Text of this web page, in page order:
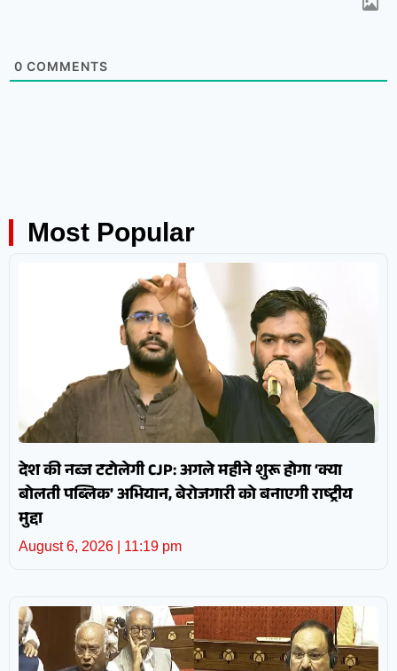
0 COMMENTS
Most Popular
देश की नब्ज टटोलेगी CJP: अगले महीने शुरू होगा ‘क्या
बोलती पब्लिक’ अभियान, बेरोजगारी को बनाएगी राष्ट्रीय
मुद्दा
August 6, 2026 11:19 pm